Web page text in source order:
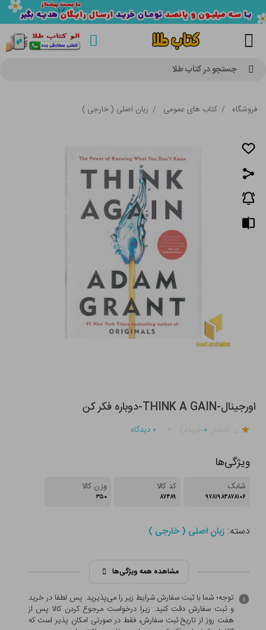
جستجو در کتاب طلا
فروشگاه / کتاب های عمومی / زبان اصلی ( خارجی )
اورجینال-THINK A GAIN-دوباره فکر کن
. ۰ ۰ دیدگاه
ویژگی‌ها
شابک
۹۷۸۱۹۸۴۸۷۸۱۰۶
کد کالا
۸۷۴۸۹
وزن کالا
۳۵۰
دسته:زبان اصلی ( خارجی )
مشاهده همه ویژگی‌ها
توجه؛ شما با ثبت سفارش شرایط زیر را می‌پذیرید. پس لطفا در خرید
و ثبت سفارش دقت کنید. زیرا درخواست مرجوع کردن کالا پس از
هفت روز از تاریخ ثبت سفارش، فقط در صورتی امکان پذیر است که